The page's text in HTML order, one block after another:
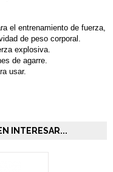
el entrenamiento de fuerza,
de peso corporal.
explosiva.
de agarre.
usar.
INTERESAR...